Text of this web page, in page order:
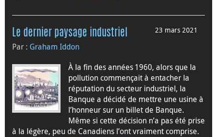
23 mars 2021
Le dernier paysage industriel
Par : Graham Iddon
À la fin des années 1960, alors que la
pollution commençait à entacher la
réputation du secteur industriel, la
Banque a décidé de mettre une usine à
l’honneur sur un billet de Banque.
Même si cette décision n’a pas été prise
à la légère, peu de Canadiens l’ont vraiment comprise.